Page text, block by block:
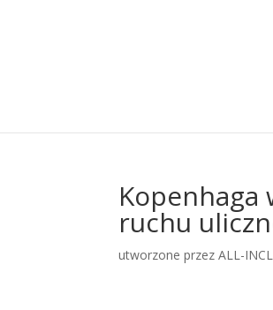
ruchu
utworzone przezALL-